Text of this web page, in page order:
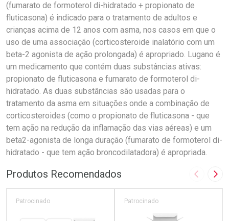
(fumarato de formoterol di-hidratado + propionato de
fluticasona) é indicado para o tratamento de adultos e
crianças acima de 12 anos com asma, nos casos em que o
uso de uma associação (corticosteroide inalatório com um
beta-2 agonista de ação prolongada) é apropriado. Lugano é
um medicamento que contém duas substâncias ativas:
propionato de fluticasona e fumarato de formoterol di-
hidratado. As duas substâncias são usadas para o
tratamento da asma em situações onde a combinação de
corticosteroides (como o propionato de fluticasona - que
tem ação na redução da inflamação das vias aéreas) e um
beta2-agonista de longa duração (fumarato de formoterol di-
hidratado - que tem ação broncodilatadora) é apropriada.
Produtos Recomendados Imagem
Patrocinado Patrocinado